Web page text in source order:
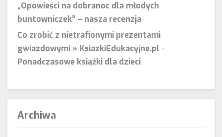
„Opowieści na dobranoc dla młodych
buntowniczek” – nasza recenzja
Co zrobić z nietrafionymi prezentami
gwiazdowymi » KsiazkiEdukacyjne.pl -
Ponadczasowe książki dla dzieci
Archiwa